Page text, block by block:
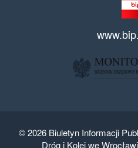
© 2026 Biuletyn Informacji
Dróg i Kolei we